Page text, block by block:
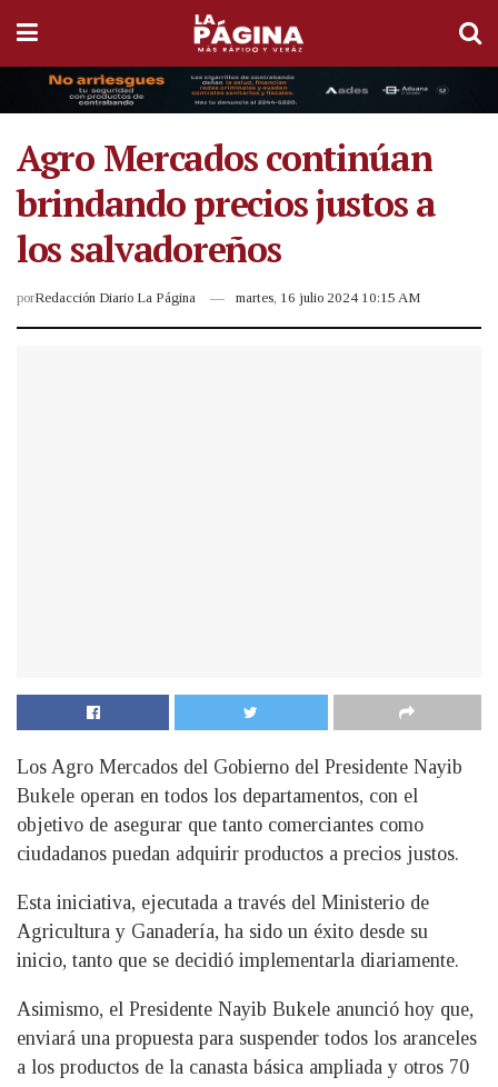
Agro Mercados continúan
brindando precios justos a
los salvadoreños
porRedacción Diario La Página martes, 16 julio 2024 10:15 AM
Los Agro Mercados del Gobierno del Presidente Nayib
Bukele operan en todos los departamentos, con el
objetivo de asegurar que tanto comerciantes como
ciudadanos puedan adquirir productos a precios justos.
Esta iniciativa, ejecutada a través del Ministerio de
Agricultura y Ganadería, ha sido un éxito desde su
inicio, tanto que se decidió implementarla diariamente.
Asimismo, el Presidente Nayib Bukele anunció hoy que,
enviará una propuesta para suspender todos los aranceles
a los productos de la canasta básica ampliada y otros 70